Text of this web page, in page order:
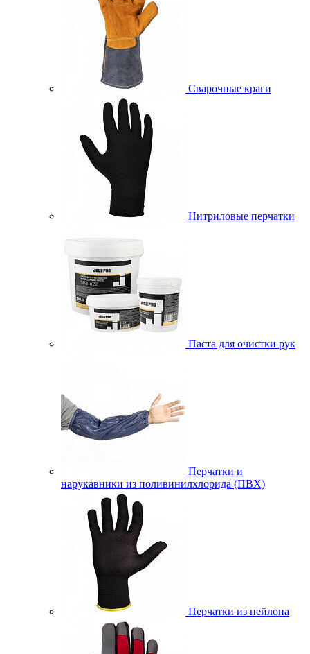
Сварочные краги
Нитриловые перчатки
Паста для очистки рук
Перчатки и
нарукавники из поливинилхлорида (ПВХ)
Перчатки из нейлона